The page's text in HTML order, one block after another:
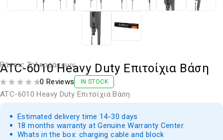
Βάσεις Τηλεοράσεων
ATC-6010 Heavy Duty Επιτοίχια Βάση
0 Reviews IN STOCK
ATC-6010 Heavy Duty Επιτοίχια Βάση
Estimated delivery time 14-30 days
18 months warranty at Genuine Warranty Center.
Whats in the box: charging cable and block